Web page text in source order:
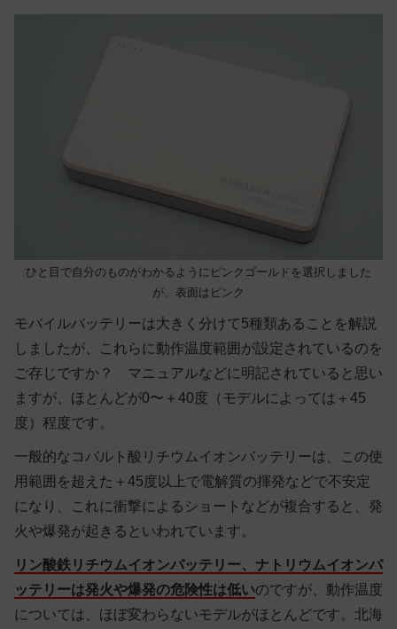
ひと目で自分のものがわかるようにピンクゴールドを選択しました
が、表面はピンク
モバイルバッテリーは大きく分けて5種類あることを解説
しましたが、これらに動作温度範囲が設定されているのを
ご存じですか？ マニュアルなどに明記されていると思い
ますが、ほとんどが0〜＋40度（モデルによっては＋45
度）程度です。
一般的なコバルト酸リチウムイオンバッテリーは、この使
用範囲を超えた＋45度以上で電解質の揮発などで不安定
になり、これに衝撃によるショートなどが複合すると、発
火や爆発が起きるといわれています。
リン酸鉄リチウムイオンバッテリー、ナトリウムイオンバ
ッテリーは発火や爆発の危険性は低いのですが、動作温度
については、ほぼ変わらないモデルがほとんどです。北海